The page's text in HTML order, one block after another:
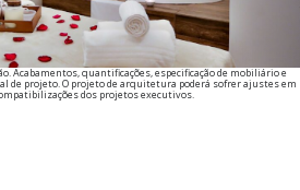
Acabamentos, quantificações, especificação de mobiliário e
de projeto. O projeto de arquitetura poderá sofrer ajustes em
dos projetos executivos.